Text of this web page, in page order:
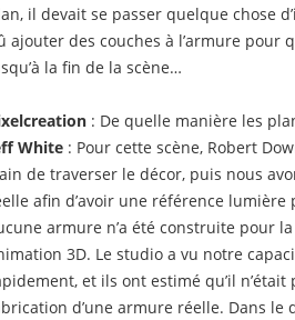
il devait se passer quelque chose
ajouter des couches à l’armure pour
la fin de la scène…
: De quelle manière les
White : Pour cette scène, Robert
de traverser le décor, puis nous
afin d’avoir une référence lumière
armure n’a été construite pour
3D. Le studio a vu notre
et ils ont estimé qu’il n’était
d’une armure réelle. Dans